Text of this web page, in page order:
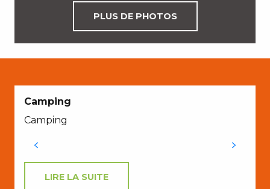
PLUS DE PHOTOS
Camping
Camping
LIRE LA SUITE